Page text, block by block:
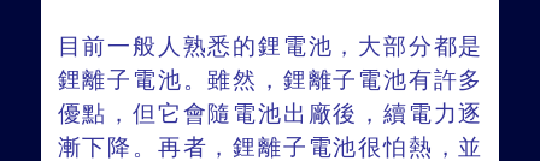
目前一般人熟悉的鋰電池，大部分都是
鋰離子電池。雖然，鋰離子電池有許多
優點，但它會隨電池出廠後，續電力逐
漸下降。再者，鋰離子電池很怕熱，並